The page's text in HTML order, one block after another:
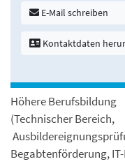
E-Mail schreiben
Kontaktdaten
Höhere Berufsbildung
(Technischer Bereich,
Begabtenförderung,